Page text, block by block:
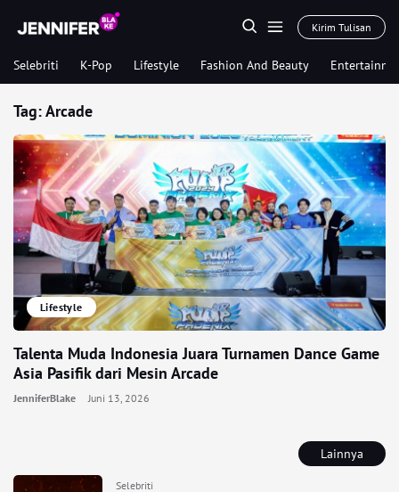
Kirim Tulisan
Selebriti K-Pop Lifestyle Fashion And Beauty
Lainnya
Selebriti
Tag:Arcade
Lifestyle
Talenta Muda Indonesia Juara Turnamen Dance Game
Asia Pasifik dari Mesin Arcade
JenniferBlake Juni 13, 2026